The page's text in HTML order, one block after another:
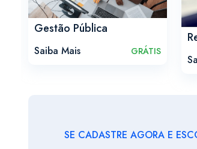
Gestão Pública
Saiba Mais GRÁTIS
SE CADASTRE AGORA E